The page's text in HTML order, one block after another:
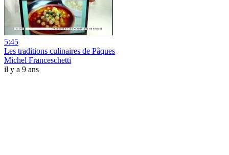
5:45
Les traditions culinaires de Pâques
Michel Franceschetti
il y a 9 ans